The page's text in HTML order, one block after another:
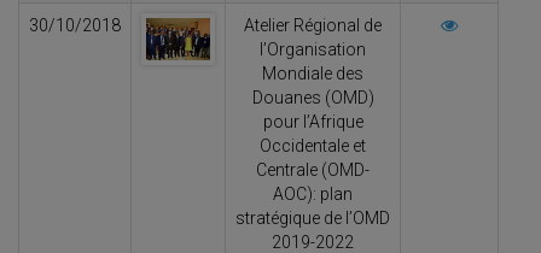
30/10/2018
Atelier Régional de
l’Organisation
Mondiale des
Douanes (OMD)
pour l’Afrique
Occidentale et
Centrale (OMD-
AOC): plan
stratégique de l’OMD
2019-2022